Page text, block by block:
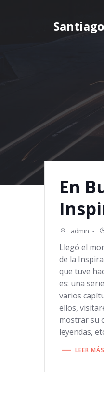
En
admin -
Llegó el
de la
que tuve
es: una
varios
ellos,
mostrar su
leyendas,
LEER MÁS